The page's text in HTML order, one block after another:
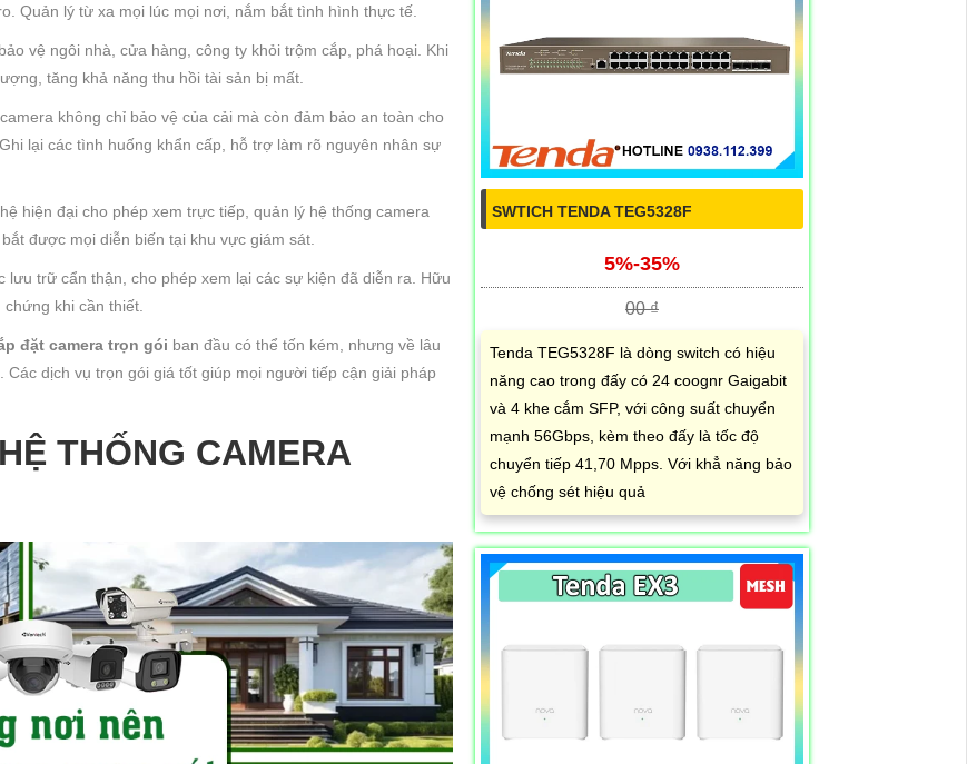
Quản lý từ xa mọi lúc mọi nơi, nắm bắt tình hình thực tế.
vệ ngôi nhà, cửa hàng, công ty khỏi trộm cắp, phá hoại. Khi
tăng khả năng thu hồi tài sản bị mất.
không chỉ bảo vệ của cải mà còn đảm bảo an toàn cho
lại các tình huống khẩn cấp, hỗ trợ làm rõ nguyên nhân sự
hiện đại cho phép xem trực tiếp, quản lý hệ thống camera
được mọi diễn biến tại khu vực giám sát.
lưu trữ cẩn thận, cho phép xem lại các sự kiện đã diễn ra. Hữu
khi cần thiết.
đặt camera trọn gói ban đầu có thể tốn kém, nhưng về lâu
dịch vụ trọn gói giá tốt giúp mọi người tiếp cận giải pháp
THỐNG CAMERA
SWTICH TENDA TEG5328F
5%-35%
00 ₫
Tenda TEG5328F là dòng switch có hiệu
năng cao trong đấy có 24 coognr Gaigabit
và 4 khe cắm SFP, với công suất chuyển
mạnh 56Gbps, kèm theo đấy là tốc độ
chuyển tiếp 41,70 Mpps. Với khẳ năng bảo
vệ chống sét hiệu quả